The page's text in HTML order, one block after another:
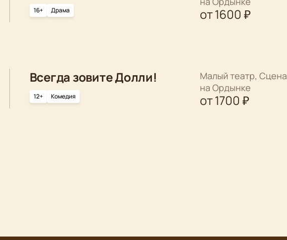
16+ Драма от1600 ₽
Всегда зовите Долли!
12+ Комедия
Малый театр, Сцена
на Ордынке
от1700 ₽